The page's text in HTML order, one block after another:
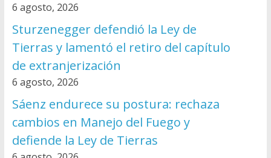
6 agosto, 2026
Sturzenegger defendió la Ley de
Tierras y lamentó el retiro del capítulo
de extranjerización
6 agosto, 2026
Sáenz endurece su postura: rechaza
cambios en Manejo del Fuego y
defiende la Ley de Tierras